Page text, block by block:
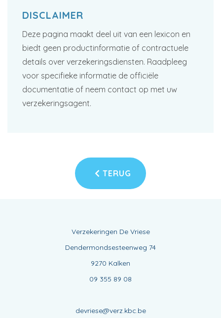
DISCLAIMER
Deze pagina maakt deel uit van een lexicon en
biedt geen productinformatie of contractuele
details over verzekeringsdiensten. Raadpleeg
voor specifieke informatie de officiële
documentatie of neem contact op met uw
verzekeringsagent.
TERUG
Verzekeringen De Vriese
Dendermondsesteenweg 74
9270 Kalken
09 355 89 08
devriese@verz.kbc.be